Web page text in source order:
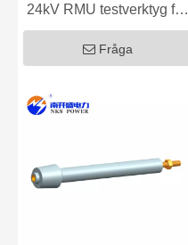
24kV RMU testverktyg för
typ-C hölje
Fråga